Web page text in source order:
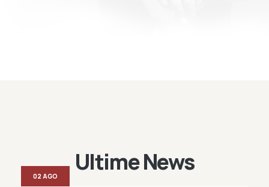
Ultime News
02 AGO